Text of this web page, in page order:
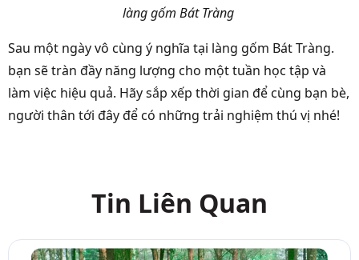
làng gốm Bát Tràng
Sau một ngày vô cùng ý nghĩa tại làng gốm Bát Tràng.
bạn sẽ tràn đầy năng lượng cho một tuần học tập và
làm việc hiệu quả. Hãy sắp xếp thời gian để cùng bạn bè,
người thân tới đây để có những trải nghiệm thú vị nhé!
Tin Liên Quan